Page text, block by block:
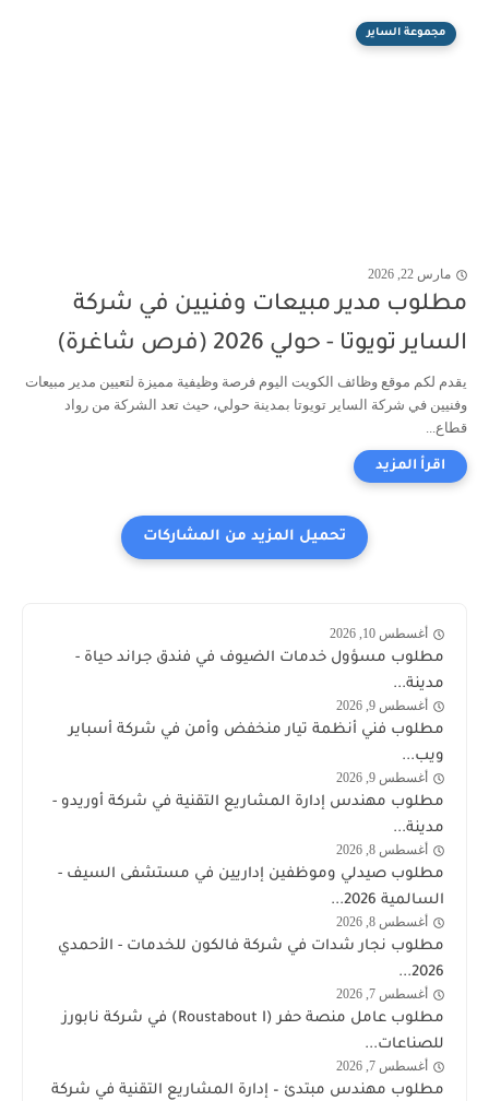
مجموعة الساير
مارس 22, 2026
مطلوب مدير مبيعات وفنيين في شركة
الساير تويوتا - حولي 2026 (فرص شاغرة)
يقدم لكم موقع وظائف الكويت اليوم فرصة وظيفية مميزة لتعيين مدير مبيعات
وفنيين في شركة الساير تويوتا بمدينة حولي، حيث تعد الشركة من رواد
قطاع...
وظائف
أغسطس 10, 2026
مطلوب مسؤول خدمات الضيوف في فندق جراند حياة -
مدينة...
وظائف
أغسطس 9, 2026
مطلوب فني أنظمة تيار منخفض وأمن في شركة أسباير
ويب...
اوريدو
أغسطس 9, 2026
مطلوب مهندس إدارة المشاريع التقنية في شركة أوريدو -
مدينة...
وظائف
أغسطس 8, 2026
مطلوب صيدلي وموظفين إداريين في مستشفى السيف -
السالمية 2026...
وظائف
أغسطس 8, 2026
مطلوب نجار شدات في شركة فالكون للخدمات - الأحمدي
2026...
وظائف
أغسطس 7, 2026
مطلوب عامل منصة حفر (Roustabout I) في شركة نابورز
للصناعات...
وظائف
أغسطس 7, 2026
مطلوب مهندس مبتدئ – إدارة المشاريع التقنية في شركة